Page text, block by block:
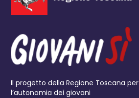
Il progetto della Regione Toscana per
l’autonomia dei giovani